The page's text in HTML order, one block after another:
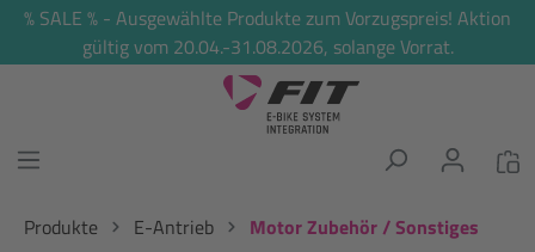
springen
% SALE % - Ausgewählte Produkte zum Vorzugspreis! Aktion
gültig vom 20.04.-31.08.2026, solange Vorrat.
Produkte E-Antrieb Motor Zubehör / Sonstiges